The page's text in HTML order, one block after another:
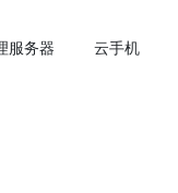
服务器 云手机